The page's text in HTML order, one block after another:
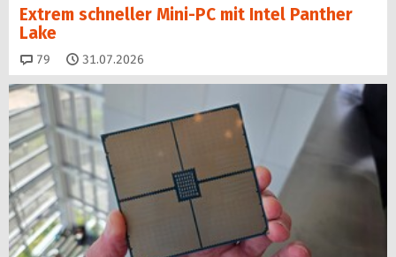
Extrem schneller Mini-PC mit Intel Panther
Lake
79 Kommentare
31.07.2026